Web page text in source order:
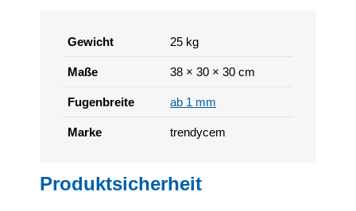
Gewicht 25 kg
Maße 38 × 30 × 30 cm
Fugenbreite ab 1 mm
Marke trendycem
Produktsicherheit